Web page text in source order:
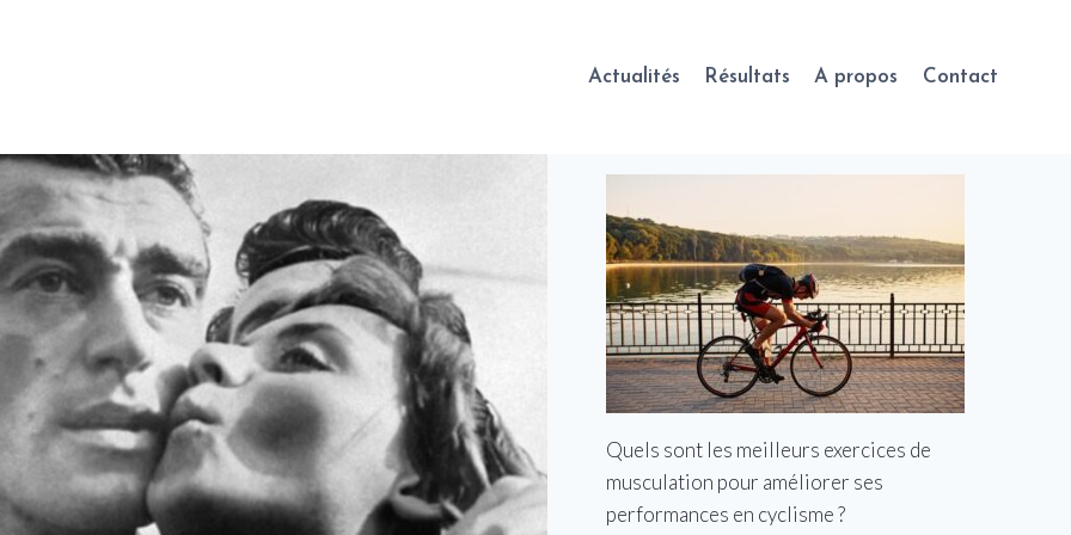
Actualités Résultats A propos Contact
Quels sont les meilleurs exercices de
musculation pour améliorer ses
performances en cyclisme ?